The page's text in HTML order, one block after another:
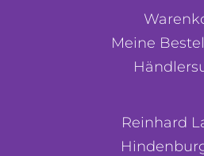
Meine
Reinhard